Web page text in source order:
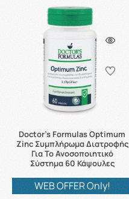
Doctor's Formulas Optimum
Zinc Συμπλήρωμα Διατροφής
Για Το Ανοσοποιητικό
Σύστημα 60 Κάψουλες
WEB OFFER Only!